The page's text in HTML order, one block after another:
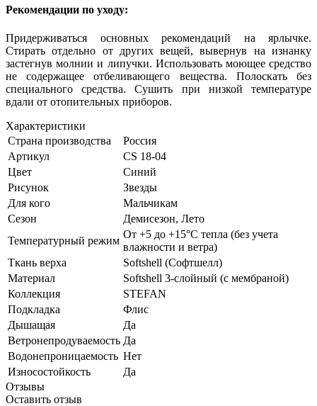
Рекомендации по уходу:
Придерживаться основных рекомендаций на ярлычке.
Стирать отдельно от других вещей, вывернув на изнанку
застегнув молнии и липучки. Использовать моющее средство
не содержащее отбеливающего вещества. Полоскать без
специального средства. Сушить при низкой температуре
вдали от отопительных приборов.
Характеристики
Страна производства
Россия
Артикул
CS 18-04
Цвет
Синий
Рисунок
Звезды
Для кого
Мальчикам
Сезон
Демисезон, Лето
Температурный режим
От +5 до +15°С тепла (без учета
влажности и ветра)
Ткань верха
Softshell (Софтшелл)
Материал
Softshell 3-слойный (с мембраной)
Коллекция
STEFAN
Подкладка
Флис
Дышащая
Да
Ветронепродуваемость Да
Водонепроницаемость Нет
Износостойкость
Да
Отзывы
Оставить отзыв